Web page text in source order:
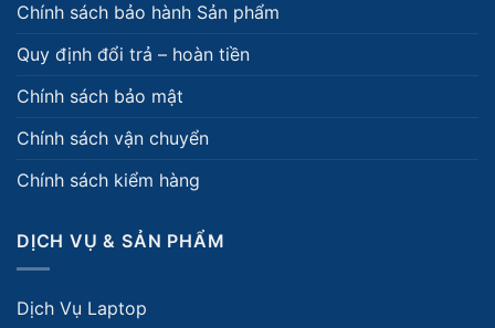
Chính sách bảo hành Sản phẩm
Quy định đổi trả – hoàn tiền
Chính sách bảo mật
Chính sách vận chuyển
Chính sách kiểm hàng
DỊCH VỤ & SẢN PHẨM
Dịch Vụ Laptop